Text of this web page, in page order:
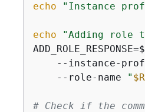
echo "Instance
echo
"Adding role
--instance-
    --role-name
"
# Check if the